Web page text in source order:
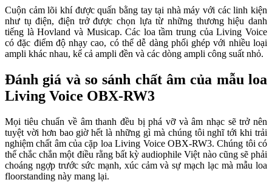
Cuộn cảm lõi khí được quấn bằng tay tại nhà máy với các linh kiện
như tụ điện, điện trở được chọn lựa từ những thương hiệu danh
tiếng là Hovland và Musicap. Các loa tầm trung của Living Voice
có đặc điểm độ nhạy cao, có thể dễ dàng phối ghép với nhiều loại
ampli khác nhau, kể cả ampli đền và các dòng ampli công suất nhỏ.
Đánh giá và so sánh chất âm của mẫu loa
Living Voice OBX-RW3
Mọi tiêu chuẩn về âm thanh đều bị phá vỡ và âm nhạc sẽ trở nên
tuyệt vời hơn bao giờ hết là những gì mà chúng tôi nghĩ tới khi trải
nghiệm chất âm của cặp loa Living Voice OBX-RW3. Chúng tôi có
thể chắc chắn một điều rằng bất kỳ audiophile Việt nào cũng sẽ phải
choáng ngợp trước sức mạnh, xúc cảm và sự mạch lạc mà mẫu loa
floorstanding này mang lại.